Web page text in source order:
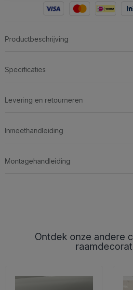
Productbeschrijving
Specificaties
Levering en retourneren
Inmeethandleiding
Montagehandleiding
Ontdek onze andere